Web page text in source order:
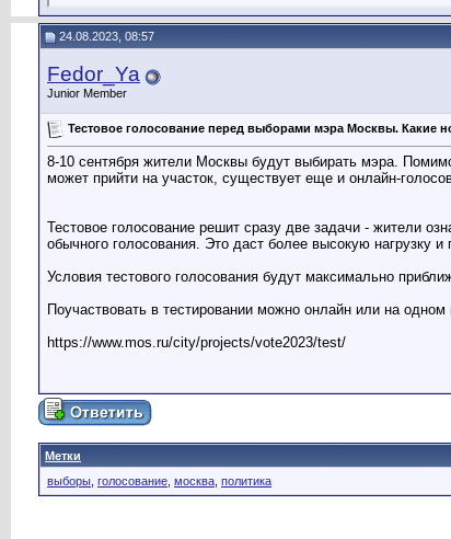
24.08.2023, 08:57
Fedor_Ya
Junior Member
Тестовое голосование перед выборами мэра Москвы. Какие
8-10 сентября жители Москвы будут выбирать мэра.
может прийти на участок, существует еще и онлайн-
Тестовое голосование решит сразу две задачи - жители
обычного голосования. Это даст более высокую нагрузку
Условия тестового голосования будут максимально
Поучаствовать в тестировании можно онлайн или на
https://www.mos.ru/city/projects/vote2023/test/
Метки
выборы голосование москва политика